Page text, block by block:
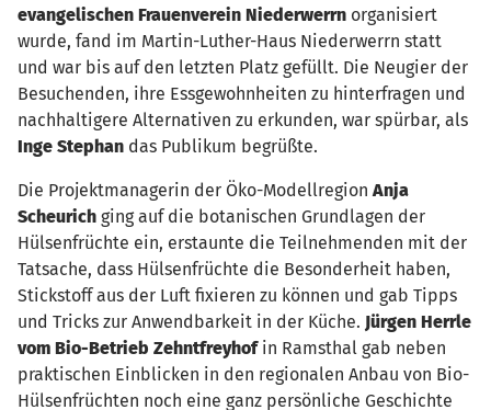
evangelischen Frauenverein Niederwerrn organisiert
wurde, fand im Martin-Luther-Haus Niederwerrn statt
und war bis auf den letzten Platz gefüllt. Die Neugier der
Besuchenden, ihre Essgewohnheiten zu hinterfragen und
nachhaltigere Alternativen zu erkunden, war spürbar, als
Inge Stephan das Publikum begrüßte.
Die Projektmanagerin der Öko-ModellregionAnja
Scheurich ging auf die botanischen Grundlagen der
Hülsenfrüchte ein, erstaunte die Teilnehmenden mit der
Tatsache, dass Hülsenfrüchte die Besonderheit haben,
Stickstoff aus der Luft fixieren zu können und gab Tipps
und Tricks zur Anwendbarkeit in der Küche. Jürgen Herrle
vom Bio-Betrieb Zehntfreyhofin Ramsthal gab neben
praktischen Einblicken in den regionalen Anbau von Bio-
Hülsenfrüchten noch eine ganz persönliche Geschichte